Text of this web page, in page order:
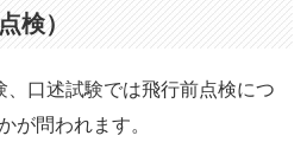
検）
、口述試験では飛行前点検につ
が問われます。